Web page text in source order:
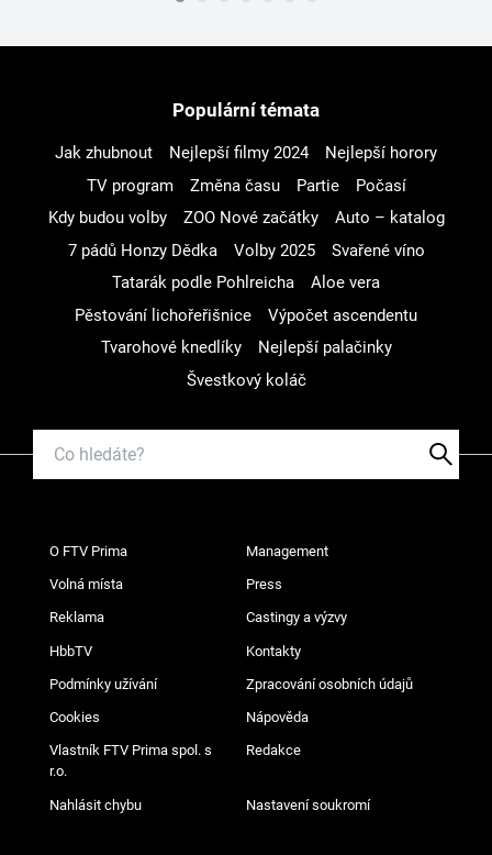
Populární témata
Jak zhubnout Nejlepší filmy 2024
Nejlepší horory
TV program
Změna času Partie
Počasí
Kdy budou volby
ZOO Nové začátky
Auto – katalog
7 pádů Honzy Dědka
Volby 2025
Svařené víno
Tatarák podle Pohlreicha
Aloe vera
Pěstování lichořeřišnice
Výpočet ascendentu
Tvarohové knedlíky
Nejlepší palačinky
Švestkový koláč
O FTV Prima Management
Volná místa Press
Reklama Castingy a výzvy
HbbTV Kontakty
Podmínky užívání Zpracování osobních údajů
Cookies Nápověda
Vlastník FTV Prima spol. s
r.o.
Redakce
Nahlásit chybu Nastavení soukromí